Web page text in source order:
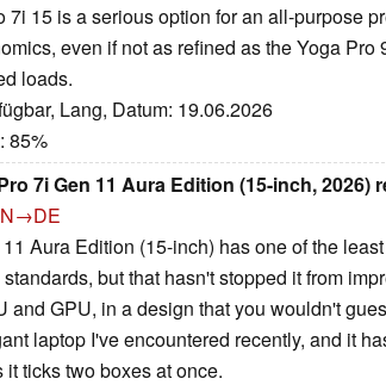
7i 15 is a serious option for an all-purpose
even if not as refined as the Yoga Pro
loads.
Lang, Datum: 19.06.2026
: 85%
7i Gen 11 Aura Edition (15-inch,
Aura Edition (15-inch) has one of the
but that hasn't stopped it from
and GPU, in a design that you wouldn't
laptop I've encountered recently, and it
ticks two boxes at once.